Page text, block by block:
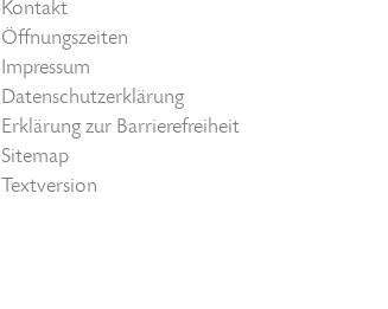
Kontakt
Öffnungszeiten
Impressum
Datenschutzerklärung
Erklärung zur Barrierefreiheit
Sitemap
Textversion